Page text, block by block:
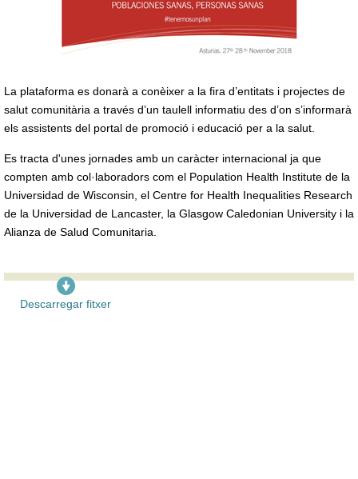
La plataforma es donarà a conèixer a la fira d’entitats i projectes de
salut comunitària a través d’un taulell informatiu des d’on s’informarà
els assistents del portal de promoció i educació per a la salut.
Es tracta d'unes jornades amb un caràcter internacional ja que
compten amb col·laboradors com el Population Health Institute de la
Universidad de Wisconsin, el Centre for Health Inequalities Research
de la Universidad de Lancaster, la Glasgow Caledonian University i la
Alianza de Salud Comunitaria.
Descarregar fitxer